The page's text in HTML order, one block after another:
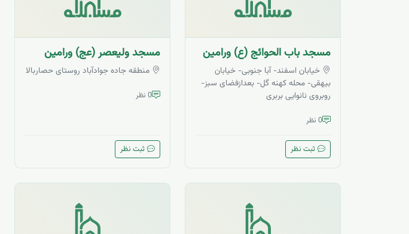
مسجد باب الحوائج (ع) ورامین
خیابان اسفند- آبا جنوبی- خیابان
بیهقی- محله کهنه گل- بعدازفضای سبز-
روبروی نانوایی بربری
0 نظر
ثبت نظر
مسجد ولیعصر (عج) ورامین
منطقه جاده جوادآباد روستای حصاربالا
0 نظر
ثبت نظر